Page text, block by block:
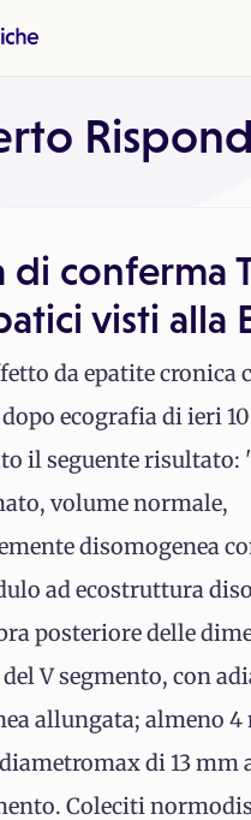
di conferma
visti alla
da epatite cronica
ecografia di ieri
il seguente risultato:
volume normale,
disomogenea
ad ecostruttura
posteriore delle
V segmento, con
allungata; almeno
di 13 mm
Coleciti